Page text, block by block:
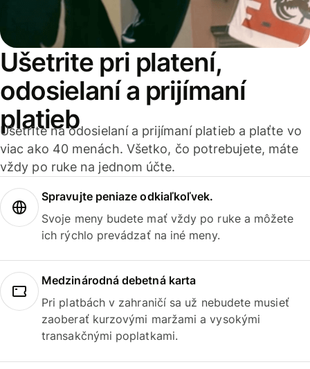
Ušetrite pri platení,
odosielaní a prijímaní
platieb
Ušetrite na odosielaní a prijímaní platieb a plaťte vo
viac ako 40 menách. Všetko, čo potrebujete, máte
vždy po ruke na jednom účte.
Spravujte peniaze odkiaľkoľvek.
Svoje meny budete mať vždy po ruke a môžete
ich rýchlo prevádzať na iné meny.
Medzinárodná debetná karta
Pri platbách v zahraničí sa už nebudete musieť
zaoberať kurzovými maržami a vysokými
transakčnými poplatkami.